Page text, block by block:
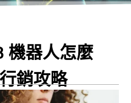
機器人怎麼
銷攻略